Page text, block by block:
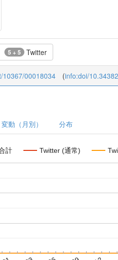
5 + 5 Twitter
10367/00018034 (info:doi/
変動（月別） 分布
計 Twitter (通常)